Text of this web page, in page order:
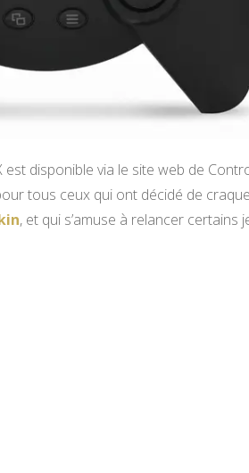
est disponible via le site web de
tous ceux qui ont décidé de
, et qui s’amuse à relancer certains